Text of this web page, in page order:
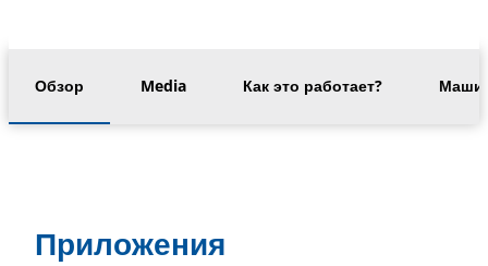
Обзор Media Как это работает?
Приложения